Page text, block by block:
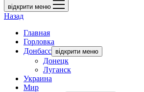
відкрити меню
Назад
Главная
Горловка
Донбасс відкрити меню
Донецк
Луганск
Украина
Мир